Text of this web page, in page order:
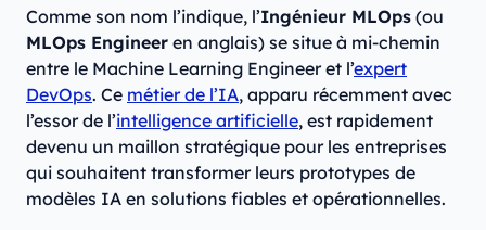
Comme son nom l’indique, l’Ingénieur MLOps (ou
MLOps Engineer en anglais) se situe à mi-chemin
entre le Machine Learning Engineer et l’expert
DevOps. Ce métier de l’IA, apparu récemment avec
l’essor de l’intelligence artificielle, est rapidement
devenu un maillon stratégique pour les entreprises
qui souhaitent transformer leurs prototypes de
modèles IA en solutions fiables et opérationnelles.